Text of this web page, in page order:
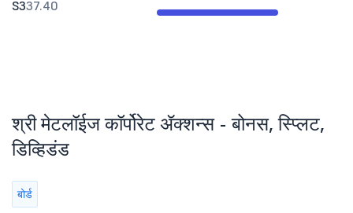
S337.40
श्री मेटलॉईज कॉर्पोरेट ॲक्शन्स - बोनस, स्प्लिट,
डिव्हिडंड
बोर्ड